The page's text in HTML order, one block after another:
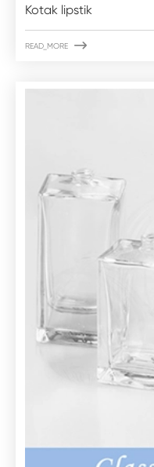
Kotak lipstik
READ_MORE 